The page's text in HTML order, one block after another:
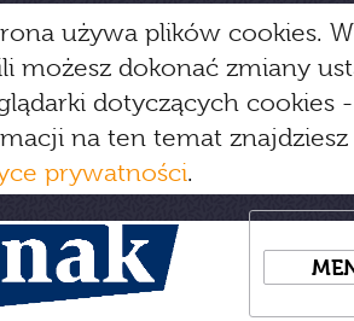
używa plików cookies.
możesz dokonać zmiany
dotyczących cookies
na ten temat
prywatności.